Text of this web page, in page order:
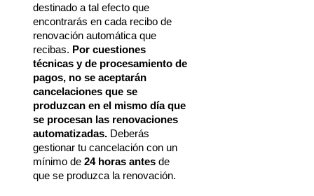
destinado a tal efecto que
encontrarás en cada recibo de
renovación automática que
recibas. Por cuestiones
técnicas y de procesamiento de
pagos, no se aceptarán
cancelaciones que se
produzcan en el mismo día que
se procesan las renovaciones
automatizadas. Deberás
gestionar tu cancelación con un
mínimo de 24 horas antes de
que se produzca la renovación.